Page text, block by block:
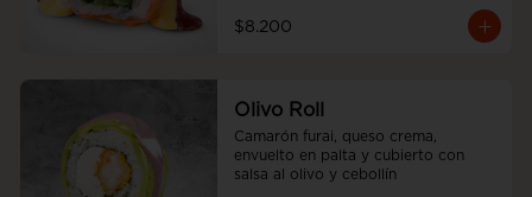
$8.200
Olivo Roll
Camarón furai, queso crema,
envuelto en palta y cubierto con
salsa al olivo y cebollín